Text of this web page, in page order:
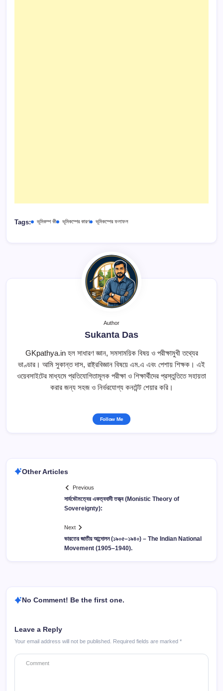
Tags: ভূমিকম্প কী ভূমিকম্পের কারণ ভূমিকম্পের ফলাফল
Author
Sukanta Das
GKpathya.in হল সাধারণ জ্ঞান, সমসাময়িক বিষয় ও পরীক্ষামুখী তথ্যের
ভাণ্ডার। আমি সুকান্ত দাস, রাষ্ট্রবিজ্ঞান বিষয়ে এম.এ এবং পেশায় শিক্ষক। এই
ওয়েবসাইটের মাধ্যমে প্রতিযোগিতামূলক পরীক্ষা ও শিক্ষার্থীদের প্রস্তুতিতে সহায়তা
করার জন্য সহজ ও নির্ভরযোগ্য কনটেন্ট শেয়ার করি।
Follow Me
Other Articles
Previous
সার্বভৌমত্বের একত্ববাদী তত্ত্ব (Monistic Theory of
Sovereignty):
Next
ভারতের জাতীয় আন্দোলন (১৯০৫–১৯৪০) – The Indian National
Movement (1905–1940).
No Comment! Be the first one.
Leave a Reply
Your email address will not be published. Required fields are marked *